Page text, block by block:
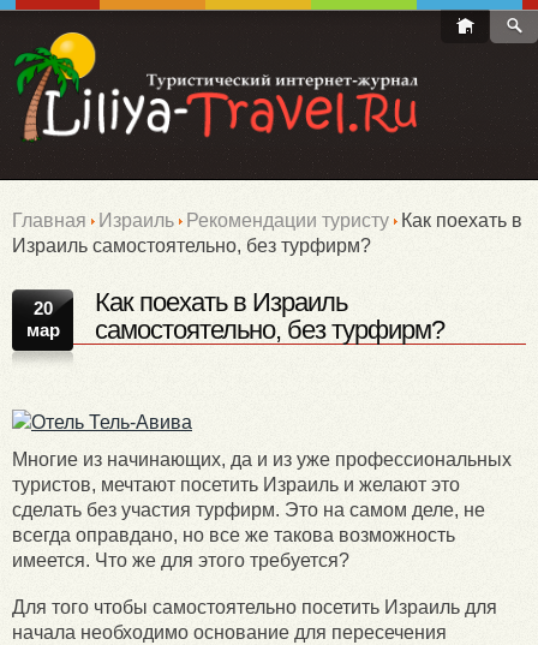
Главная Израиль Рекомендации туристу
Как поехать в
Израиль самостоятельно, без турфирм?
20
мар
Как поехать в Израиль
самостоятельно, без турфирм?
Многие из начинающих, да и из уже профессиональных
туристов, мечтают посетить Израиль и желают это
сделать без участия турфирм. Это на самом деле, не
всегда оправдано, но все же такова возможность
имеется. Что же для этого требуется?
Для того чтобы самостоятельно посетить Израиль для
начала необходимо основание для пересечения